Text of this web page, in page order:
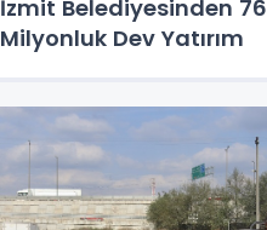
İzmit Belediyesinden 76
Milyonluk Dev Yatırım